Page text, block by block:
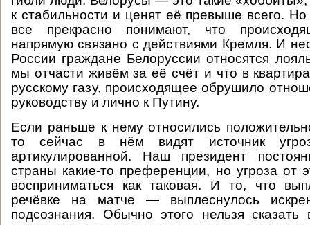
к стабильности и ценят её превыше всего.
все прекрасно понимают, что
напрямую связано с действиями Кремля. И
России граждане Белоруссии относятся
мы отчасти живём за её счёт и что в
русскому газу, происходящее обрушило
руководству и лично к Путину.
Если раньше к нему относились
то сейчас в нём видят источник
артикулированной. Наш президент
страны какие-то преференции, но угроза от
восприниматься как таковая. И то, что
речёвке на матче — выплеснулось
подсознания. Обычно этого нельзя сказать